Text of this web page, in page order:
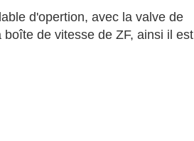
d'opertion, avec la valve de
de vitesse de ZF, ainsi il est